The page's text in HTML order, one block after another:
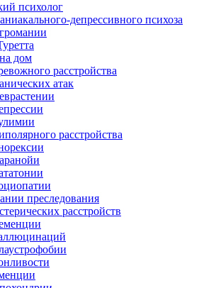
психолог
депрессивного психоза
дом
расстройства
атак
расстройства
преследования
расстройств